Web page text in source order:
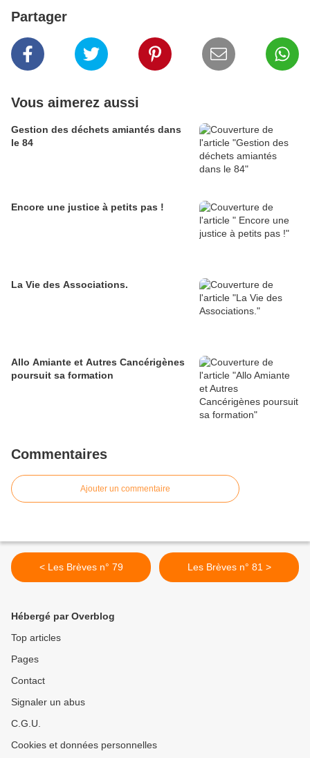
Partager
Vous aimerez aussi
Gestion des déchets amiantés dans
le 84
Encore une justice à petits pas !
La Vie des Associations.
Allo Amiante et Autres Cancérigènes
poursuit sa formation
Commentaires
Ajouter un commentaire
< Les Brèves n° 79 Les Brèves n° 81 >
Hébergé par Overblog
Top articles
Pages
Contact
Signaler un abus
C.G.U.
Cookies et données personnelles